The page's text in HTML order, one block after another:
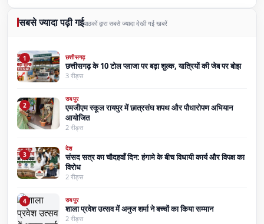
सबसे ज्यादा पढ़ी गईपाठकों द्वारा सबसे ज्यादा देखी गई खबरें
1 छत्तीसगढ़
छत्तीसगढ़ के 10 टोल प्लाजा पर बढ़ा शुल्क, यात्रियों की जेब पर बोझ
3 रीड्स
2
रायपुर
एमजीएम स्कूल रायपुर में छात्रसंघ शपथ और पौधारोपण अभियान
आयोजित
2 रीड्स
3
देश
संसद सत्र का चौदहवाँ दिन: हंगामे के बीच विधायी कार्य और विपक्ष का
विरोध
2 रीड्स
4 रायपुर
शाला प्रवेश उत्सव में अनुज शर्मा ने बच्चों का किया सम्मान
2 रीड्स